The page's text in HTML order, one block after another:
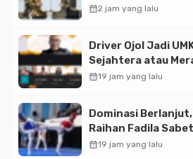
Triliun
calendar_month2 jam yang lalu
Driver Ojol Jadi
Sejahtera atau
Diskusi Paramadina
calendar_month19 jam yang lalu
Dominasi
Raihan Fadila
Asian Taekwondo
calendar_month19 jam yang lalu